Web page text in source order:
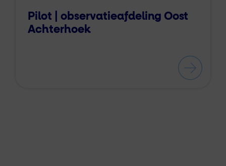
Pilot | observatieafdeling Oost
Achterhoek